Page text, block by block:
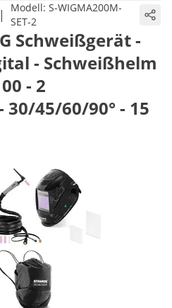
| Modell: S-WIGMA200M-
SET-2
Schweißgerät -
- Schweißhelm
- 2
45/60/90° - 15